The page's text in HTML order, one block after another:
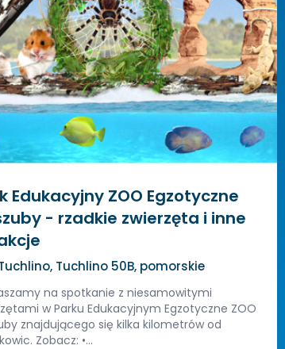
Edukacyjny ZOO Egzotyczne
- rzadkie zwierzęta i inne
Tuchlino 50B, pomorskie
na spotkanie z niesamowitymi
w Parku Edukacyjnym Egzotyczne ZOO
znajdującego się kilka kilometrów od
Zobacz: •...